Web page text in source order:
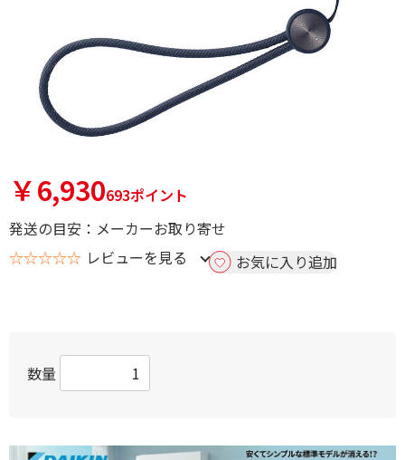
￥6,930693ポイント
発送の目安：メーカーお取り寄せ
☆☆☆☆☆ レビューを見る お気に入り追加
数量